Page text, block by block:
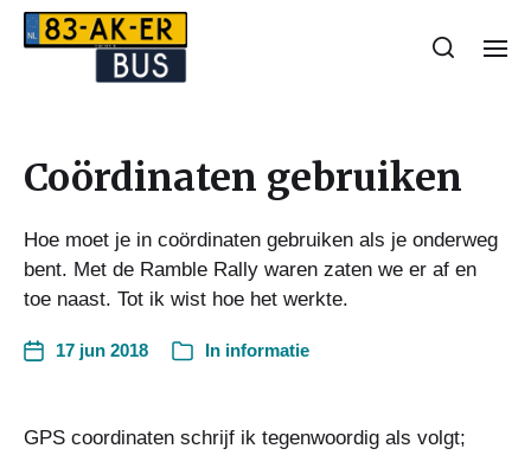
Coördinaten gebruiken
Hoe moet je in coördinaten gebruiken als je onderweg
bent. Met de Ramble Rally waren zaten we er af en
toe naast. Tot ik wist hoe het werkte.
17 jun 2018 In informatie
GPS coordinaten schrijf ik tegenwoordig als volgt;